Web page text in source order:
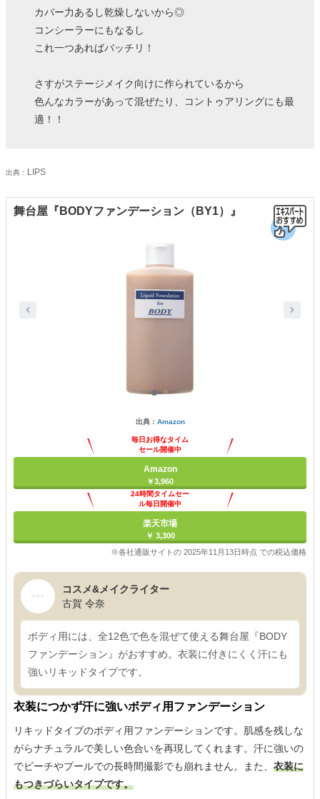
カバー力あるし乾燥しないから◎
コンシーラーにもなるし
これ一つあればバッチリ！
さすがステージメイク向けに作られているから
色んなカラーがあって混ぜたり、コントゥアリングにも最
適！！
出典： LIPS
舞台屋『BODYファンデーション（BY1）』
出典： Amazon
毎日お得なタイム
セール開催中
Amazon
￥3,960
24時間タイムセー
ル毎日開催中
楽天市場
￥ 3,300
※各社通販サイトの 2025年11月13日時点 での税込価格
コスメ&メイクライター
古賀 令奈
ボディ用には、全12色で色を混ぜて使える舞台屋『BODY
ファンデーション』がおすすめ。衣装に付きにくく汗にも
強いリキッドタイプです。
衣装につかず汗に強いボディ用ファンデーション
リキッドタイプのボディ用ファンデーションです。肌感を残しな
がらナチュラルで美しい色合いを再現してくれます。汗に強いの
でビーチやプールでの長時間撮影でも崩れません。また、 衣装に
もつきづらいタイプです。